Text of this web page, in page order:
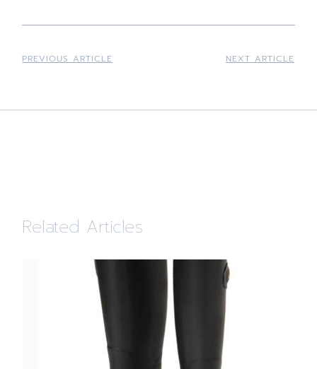
PREVIOUS ARTICLE NEXT ARTICLE
Related Articles